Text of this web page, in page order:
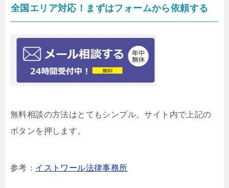
全国エリア対応！まずはフォームから依頼する
無料相談の方法はとてもシンプル。サイト内で上記の
ボタンを押します。
参考： イストワール法律事務所